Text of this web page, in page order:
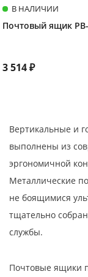
В НАЛИЧИИ
Почтовый ящик
3 514 ₽
Вертикальные и
выполнены из
эргономичной
Металлические
не боящимися
тщательно
службы.
Почтовые ящики